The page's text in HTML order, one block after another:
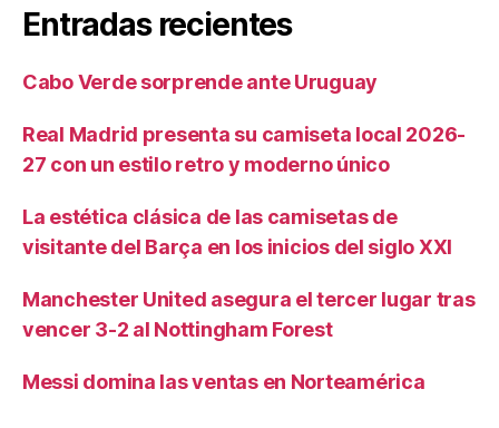
Entradas recientes
Cabo Verde sorprende ante Uruguay
Real Madrid presenta su camiseta local 2026-
27 con un estilo retro y moderno único
La estética clásica de las camisetas de
visitante del Barça en los inicios del siglo XXI
Manchester United asegura el tercer lugar tras
vencer 3-2 al Nottingham Forest
Messi domina las ventas en Norteamérica